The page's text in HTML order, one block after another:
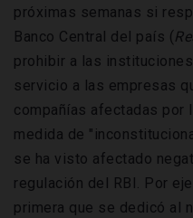
próximas semanas si
Banco Central del país (
prohibir a las
servicio a las empresas
compañías afectadas por
medida de
se ha visto afectado
regulación del RBI. Por
primera que se dedicó al